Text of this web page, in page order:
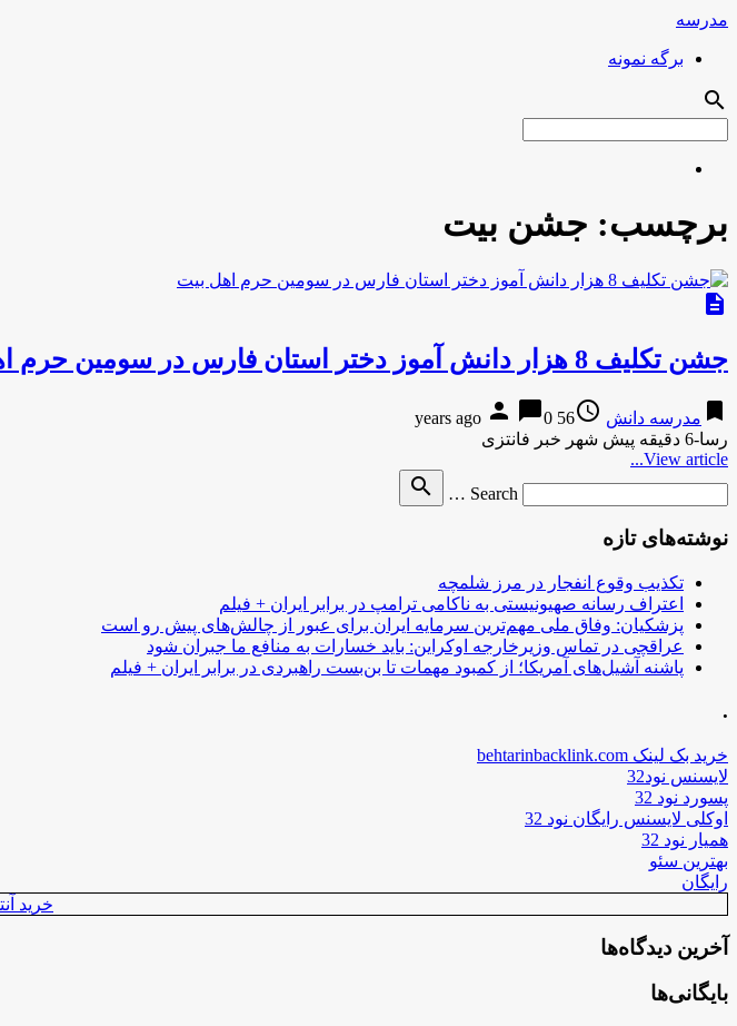
مدرسه
برگه نمونه
search
برچسب: جشن بیت
description
جشن تکلیف 8 هزار دانش آموز دختر استان فارس در سومین حرم اهل بیت
bookmark مدرسه دانش access_time
56 years ago
person chat_bubble0
رسا-6 دقیقه پیش شهر خبر فانتزی
View article...
Search …
search
نوشته‌های تازه
تکذیب وقوع انفجار در مرز شلمچه
اعتراف رسانه صهیونیستی به ناکامی ترامپ در برابر ایران + فیلم
پزشکیان: وفاق ملی مهم‌ترین سرمایه ایران برای عبور از چالش‌های پیش رو است
عراقچی در تماس وزیرخارجه اوکراین: باید خسارات به منافع ما جبران شود
پاشنه آشیل‌های آمریکا؛ از کمبود مهمات تا بن‌بست راهبردی در برابر ایران + فیلم
.
خرید بک لینک behtarinbacklink.com
لایسنس نود32
پسورد نود 32
اوکلی لایسنس رایگان نود 32
همیار نود 32
بهترین سئو
رایگان
خرید
آخرین دیدگاه‌ها
بایگانی‌ها